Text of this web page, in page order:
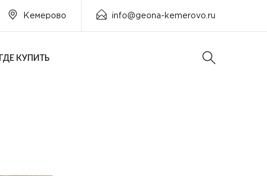
Кемерово info@geona-kemerovo.ru
ГДЕ КУПИТЬ